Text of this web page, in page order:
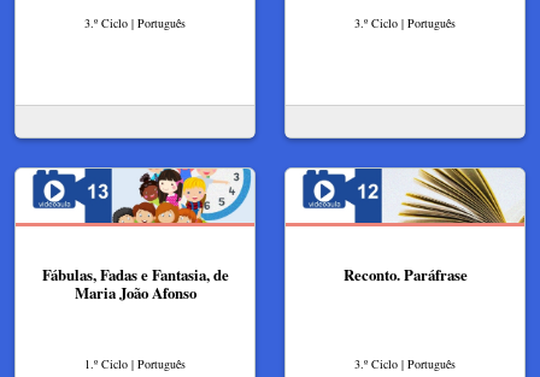
3.º Ciclo | Português 3.º Ciclo | Português
Fábulas, Fadas e Fantasia, de
Maria João Afonso
1.º Ciclo | Português
Reconto. Paráfrase
3.º Ciclo | Português